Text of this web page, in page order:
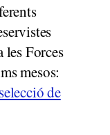
Forces
mesos:
de